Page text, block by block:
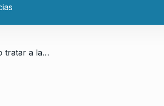
/ «No tienen idea ni de cómo tratar a las infancias ni de qué se trata Paka-Paka»